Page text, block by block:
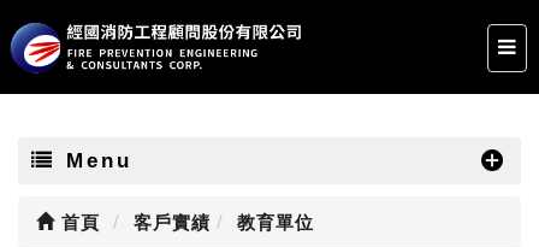
Menu
首頁 客戶實績 教育單位